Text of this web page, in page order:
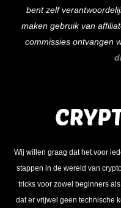
bent zelf
maken gebruik van
commissies ontvangen
Wij willen graag dat het voor
stappen in de wereld van
tricks voor zowel beginners
dat er vrijwel geen technische